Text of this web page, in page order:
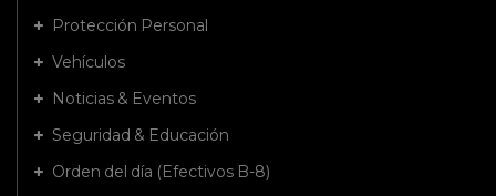
Protección Personal
Vehículos
Noticias & Eventos
Seguridad & Educación
Orden del día (Efectivos B-8)